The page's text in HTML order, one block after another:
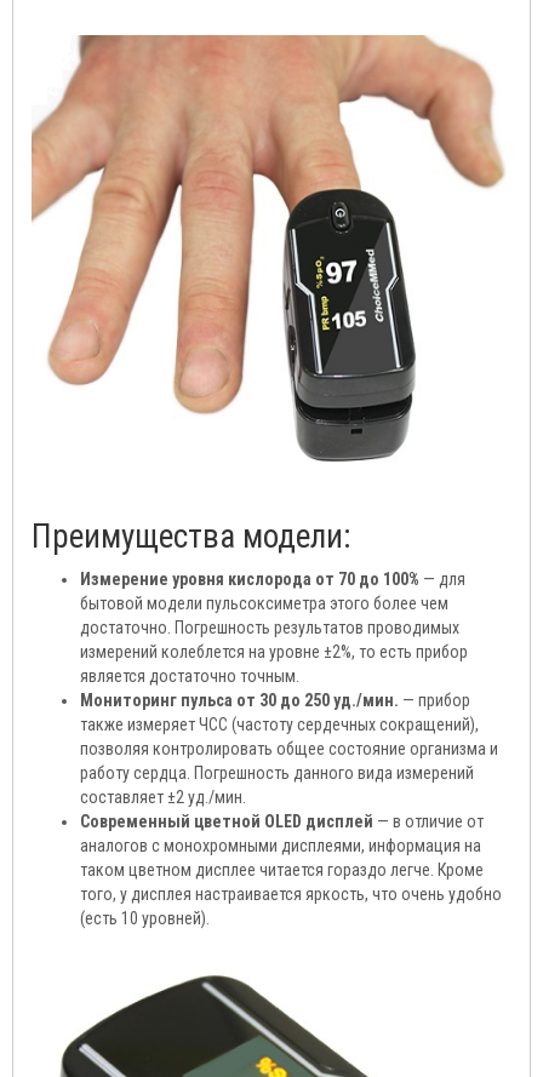
Преимущества модели:
Измерение уровня кислорода от 70 до 100% — для
бытовой модели пульсоксиметра этого более чем
достаточно. Погрешность результатов проводимых
измерений колеблется на уровне ±2%, то есть прибор
является достаточно точным.
Мониторинг пульса от 30 до 250 уд./мин. — прибор
также измеряет ЧСС (частоту сердечных сокращений),
позволяя контролировать общее состояние организма и
работу сердца. Погрешность данного вида измерений
составляет ±2 уд./мин.
Современный цветной OLED дисплей — в отличие от
аналогов с монохромными дисплеями, информация на
таком цветном дисплее читается гораздо легче. Кроме
того, у дисплея настраивается яркость, что очень удобно
(есть 10 уровней).